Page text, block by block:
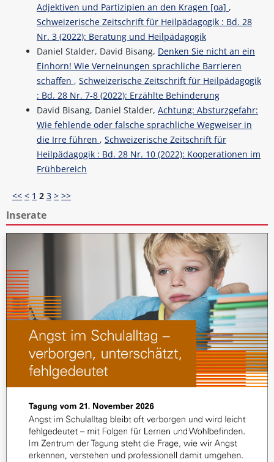
Adjektiven und Partizipien an den Kragen [oa] ,
Schweizerische Zeitschrift für Heilpädagogik : Bd. 28
Nr. 3 (2022): Beratung und Heilpädagogik
Daniel Stalder, David Bisang, Denken Sie nicht an ein
Einhorn! Wie Verneinungen sprachliche Barrieren
schaffen , Schweizerische Zeitschrift für Heilpädagogik
: Bd. 28 Nr. 7-8 (2022): Erzählte Behinderung
David Bisang, Daniel Stalder, Achtung: Absturzgefahr:
Wie fehlende oder falsche sprachliche Wegweiser in
die Irre führen , Schweizerische Zeitschrift für
Heilpädagogik : Bd. 28 Nr. 10 (2022): Kooperationen im
Frühbereich
<< < 1 2 3 > >>
Inserate